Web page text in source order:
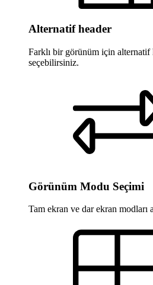
Alternatif header
Farklı bir görünüm için alternatif
seçebilirsiniz.
Görünüm Modu Seçimi
Tam ekran ve dar ekran modları